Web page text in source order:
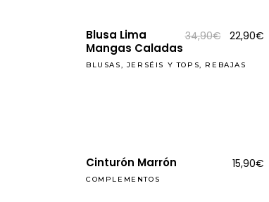
REBAJAS
Blusa Lima
Mangas Caladas
34,90€ El
precio
era:
22,90€El
BLUSAS, JERSÉIS Y TOPS, REBAJAS
Cinturón Marrón 15,90€
COMPLEMENTOS